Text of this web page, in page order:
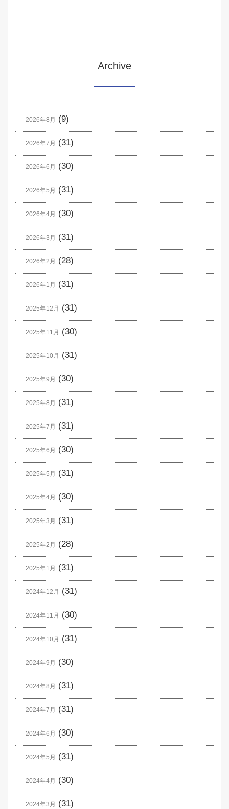
Archive
2026年8月 (9)
2026年7月 (31)
2026年6月 (30)
2026年5月 (31)
2026年4月 (30)
2026年3月 (31)
2026年2月 (28)
2026年1月 (31)
2025年12月 (31)
2025年11月 (30)
2025年10月 (31)
2025年9月 (30)
2025年8月 (31)
2025年7月 (31)
2025年6月 (30)
2025年5月 (31)
2025年4月 (30)
2025年3月 (31)
2025年2月 (28)
2025年1月 (31)
2024年12月 (31)
2024年11月 (30)
2024年10月 (31)
2024年9月 (30)
2024年8月 (31)
2024年7月 (31)
2024年6月 (30)
2024年5月 (31)
2024年4月 (30)
2024年3月 (31)